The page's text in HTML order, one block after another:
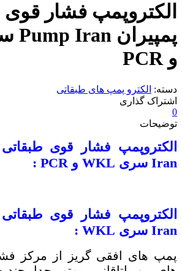
الکتروپمپ فشار
و PCR
دسته: الکترو پمپ های طبقاتی
اشتراک گذاری
0
توضیحات
الکتروپمپ فشار قوی طبقاتی
Iran سری WKL و PCR
:
الکتروپمپ فشار قوی طبقاتی
Iran سری WKL
:
پمپ های افقی گریز از مرکز